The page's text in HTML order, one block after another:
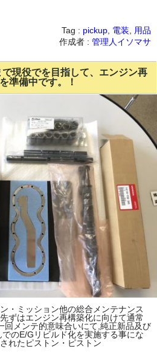
Tag : pickup 電装
用品
作成者 : 管理人イソマサ
現役でを目指して、エンジン再
準備中です。！
・ミッション他の総合メンテナンス
はエンジン再構築化に向けて通常
回メンテ的意味合いにて,純正新品及び
のE/Gリビルド化を実施する事にな
れたピストン・ピストン